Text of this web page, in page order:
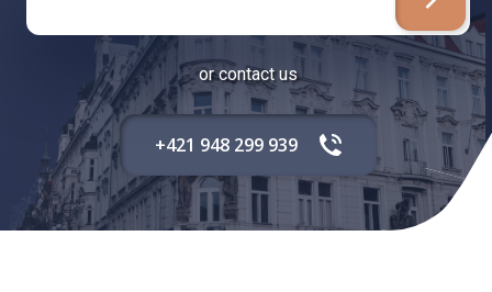
or contact us
+421 948 299 939